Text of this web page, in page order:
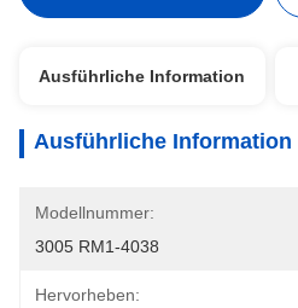
Ausführliche Information
Ausführliche Information
Modellnummer:
3005 RM1-4038
Hervorheben: